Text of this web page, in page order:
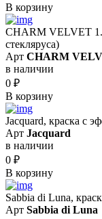
В корзину
CHARM VELVET
стекляруса)
Арт CHARM
в наличии
0 ₽
В корзину
Jacquard, краска с
Арт Jacquard
в наличии
0 ₽
В корзину
Sabbia di Luna,
Арт Sabbia di Luna